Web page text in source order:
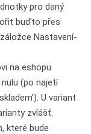
pro daný
buďto přes
Nastavení-
na eshopu
(po najetí
U variant
zvlášť.
které bude